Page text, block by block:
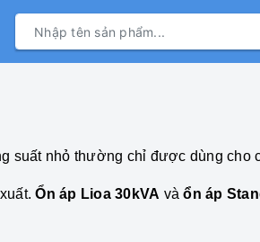
suất nhỏ thường chỉ được dùng cho
Ổn áp Lioa 30kVA vàổn áp